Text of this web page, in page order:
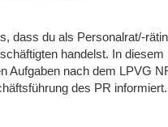
dass du als Personalrat/-
handelst. In
Aufgaben nach dem LPVG
des PR